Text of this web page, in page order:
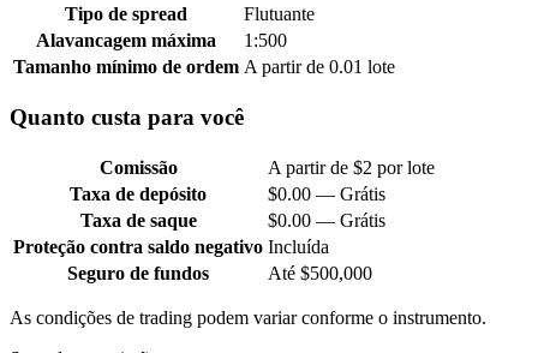
Tipo de spread
Flutuante
Alavancagem máxima
1:500
Tamanho mínimo de ordem A partir de 0.01 lote
Quanto custa para você
Comissão
A partir de $2 por lote
Taxa de depósito
$0.00 — Grátis
Taxa de saque
$0.00 — Grátis
Proteção contra saldo negativo Incluída
Seguro de fundos
Até $500,000
As condições de trading podem variar conforme o instrumento.